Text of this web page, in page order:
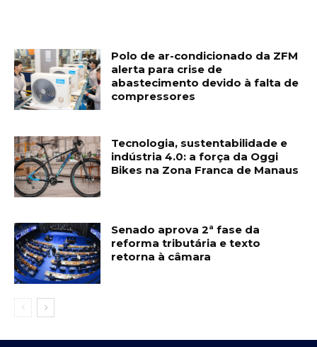
Polo de ar-condicionado da ZFM
alerta para crise de
abastecimento devido à falta de
compressores
Tecnologia, sustentabilidade e
indústria 4.0: a força da Oggi
Bikes na Zona Franca de Manaus
Senado aprova 2ª fase da
reforma tributária e texto
retorna à câmara